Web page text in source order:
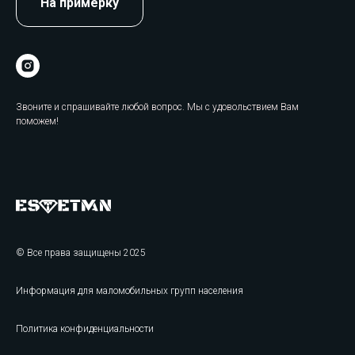
Звоните и спрашивайте любой вопрос. Мы с удовольствием Вам
поможем!
© Все права защищены 2025
Информация для маломобильных групп населения
Политика конфиденциальности